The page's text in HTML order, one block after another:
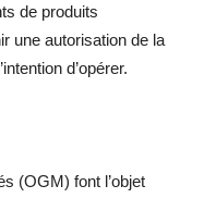
de produits
une autorisation de la
d’opérer.
(OGM) font l’objet